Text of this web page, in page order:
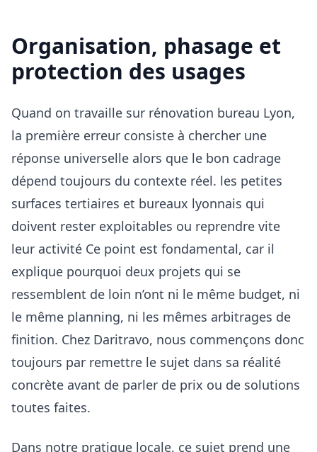
Organisation, phasage et
protection des usages
Quand on travaille sur rénovation bureau Lyon,
la première erreur consiste à chercher une
réponse universelle alors que le bon cadrage
dépend toujours du contexte réel. les petites
surfaces tertiaires et bureaux lyonnais qui
doivent rester exploitables ou reprendre vite
leur activité Ce point est fondamental, car il
explique pourquoi deux projets qui se
ressemblent de loin n’ont ni le même budget, ni
le même planning, ni les mêmes arbitrages de
finition. Chez Daritravo, nous commençons donc
toujours par remettre le sujet dans sa réalité
concrète avant de parler de prix ou de solutions
toutes faites.
Dans notre pratique locale, ce sujet prend une